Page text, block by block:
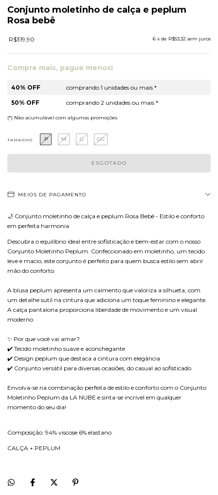
Conjunto moletinho de calça e peplum
Rosa bebê
R$319,90 6 x de R$53,32 sem juros
Compre mais, pague menos!
40% OFF comprando 1 unidades ou mais *
50% OFF comprando 2 unidades ou mais *
(*) Não acumulável com algumas promoções
TAMANHO P M G GG
MEIOS DE PAGAMENTO
🌙 Conjunto moletinho de calça e peplum Rosa Bebê - Estilo e conforto
em perfeita harmonia
Descubra o equilíbrio ideal entre sofisticação e bem-estar com o nosso
Conjunto Moletinho Peplum. Confeccionado em moletinho, um tecido
leve e macio, este conjunto é perfeito para quem busca estilo sem abrir
mão do conforto.
A blusa peplum apresenta um caimento que valoriza a silhueta, com
um detalhe sutil na cintura que adiciona um toque feminino e elegante.
A calça pantalona proporciona liberdade de movimento e um visual
moderno.
✨ Por que você vai amar?
✔️ Tecido moletinho suave e aconchegante
✔️ Design peplum que destaca a cintura com elegância
✔️ Conjunto versátil para diversas ocasiões, do casual ao sofisticado
Envolva-se na combinação perfeita de estilo e conforto com o Conjunto
Moletinho Peplum da LA NUBE e sinta-se incrível em qualquer
momento do seu dia!
Composição: 94% viscose 6% elastano
CALÇA + PEPLUM